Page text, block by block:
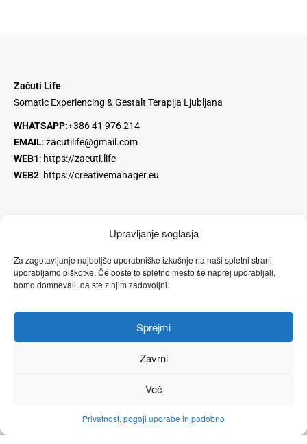
Upravljanje soglasja
Za zagotavljanje najboljše uporabniške izkušnje na naši spletni strani
uporabljamo piškotke. Če boste to spletno mesto še naprej uporabljali,
bomo domnevali, da ste z njim zadovoljni.
Sprejmi
Zavrni
Več
Privatnost, pogoji uporabe in podobno
Začuti Life
Somatic Experiencing & Gestalt Terapija Ljubljana
WHATSAPP:+386 41 976 214
EMAIL:zacutilife@gmail.com
WEB1: https://zacuti.life
WEB2: https://creativemanager.eu
Instagram YouTube Facebook stran
Linkedin Facebook profil
SOMATIC EXPERIENCING
POGOJI POSLOVANJA